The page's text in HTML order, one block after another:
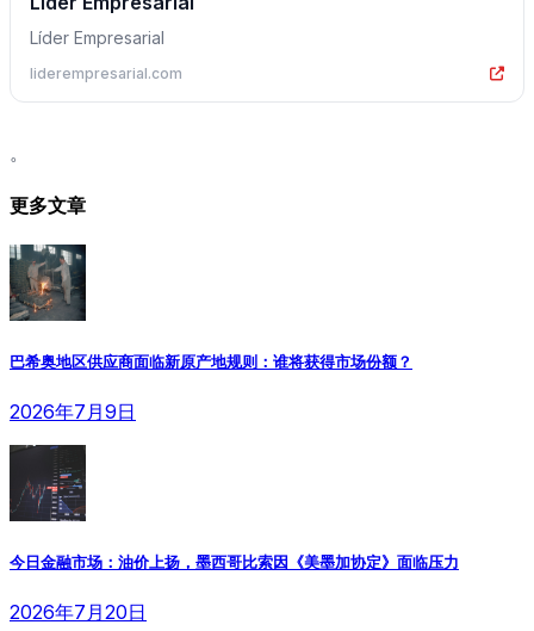
Líder Empresarial
liderempresarial.com
。
更多文章
巴希奥地区供应商面临新原产地规则：谁将获得市场份额？
2026年7月9日
今日金融市场：油价上扬，墨西哥比索因《美墨加协定》面临压力
2026年7月20日